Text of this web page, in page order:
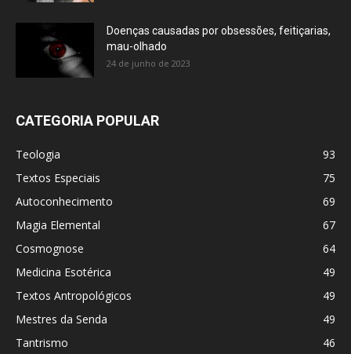
Doenças causadas por obsessões, feitiçarias,
mau-olhado
24 de junho de 2023
CATEGORIA POPULAR
Teologia
93
Textos Especiais
75
Autoconhecimento
69
Magia Elemental
67
Cosmognose
64
Medicina Esotérica
49
Textos Antropológicos
49
Mestres da Senda
49
Tantrismo
46